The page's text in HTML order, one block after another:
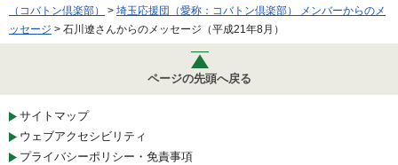
（コバトン倶楽部）
> 埼玉応援団（愛称：コバトン倶楽部） メンバーからのメ
ッセージ > 石川遼さんからのメッセージ（平成21年8月）
ページの先頭へ戻る
サイトマップ
ウェブアクセシビリティ
プライバシーポリシー・免責事項